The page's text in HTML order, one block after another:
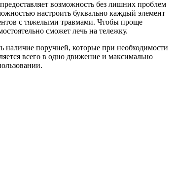
возможность без лишних проблем
настроить буквально каждый элемент
с тяжелыми травмами. Чтобы проще
сможет лечь на тележку.
наличие поручней, которые при необходимости
всего в одно движение и максимально